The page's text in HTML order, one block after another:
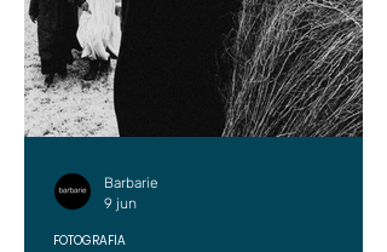
FOTOGRAFÍA
Barbarie
9 jun